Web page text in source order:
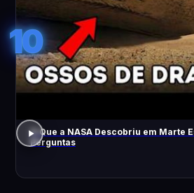
10
O Que a NASA Descobriu em Marte
Perguntas